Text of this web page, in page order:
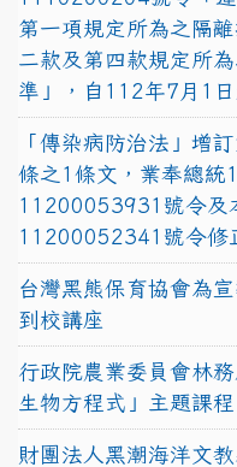
第一項規定所為之隔
二款及第四款規定所
準」，自112年7月1日
「傳染病防治法」增
條之1條文，業奉總統
11200053931號令及
11200052341號令修
台灣黑熊保育協會為
到校講座
行政院農業委員會林
生物方程式」主題課程
財團法人黑潮海洋文